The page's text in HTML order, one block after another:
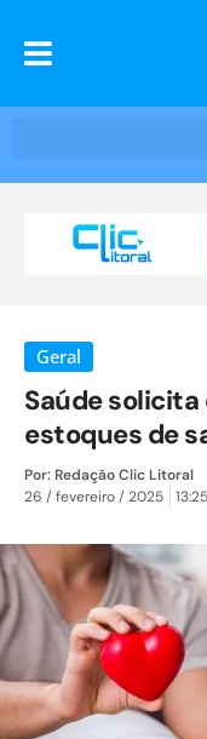
Geral
Saúde
estoques de
Por:Redação Clic Litoral
26 / fevereiro / 2025
13:25